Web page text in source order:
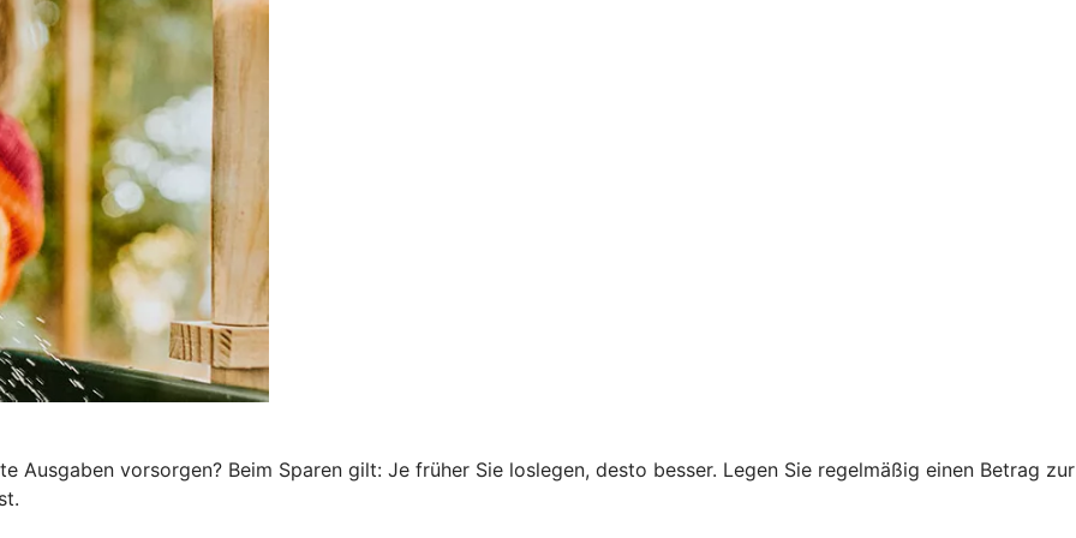
Ausgaben vorsorgen? Beim Sparen gilt: Je früher Sie loslegen, desto besser. Legen Sie regelmäßig einen Betrag zur